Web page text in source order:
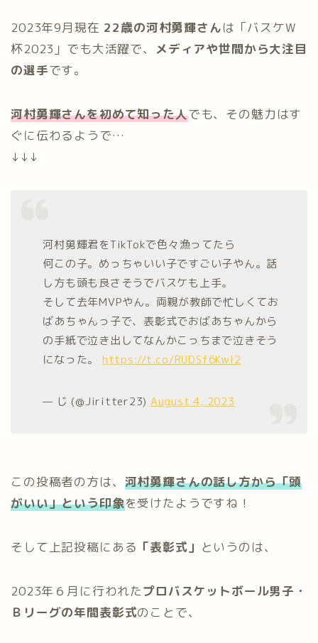
2023年9月現在 22歳の河村勇輝さんは「バスケW
杯2023」でも大活躍で、 メディアや世間から大注目
の選手です。
河村勇輝さんを初めて知った人でも、その魅力はす
ぐに伝わるようで…
↓↓↓
河村勇輝君をTikTokで色々漁ってたら
何この子。めっちゃいい子ですごい子やん。話
し方も頭も良さそうでバスケも上手。
そして去年MVPやん。両親が教師で忙しくてお
ばあちゃんっ子で、表彰式でおばあちゃんから
の手紙で泣き出してなんかこっちまで泣きそう
になった。 https://t.co/RUDSf6Kwl2
— じ (@Jiritter23) August 4, 2023
この投稿者の方は、 河村勇輝さんの話し方から「頭
がいい」という印象を受けたようですね！
そして上記投稿にある 「表彰式」 というのは、
2023年６月に行われたプロバスケットボール男子・
Ｂリーグの年間表彰式のことで、